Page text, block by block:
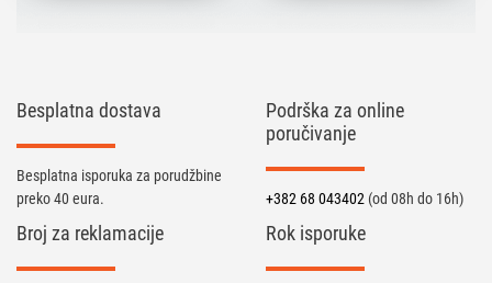
Besplatna dostava
Besplatna isporuka za porudžbine
preko 40 eura.
Podrška za online
poručivanje
+382 68 043402 (od 08h do 16h)
Broj za reklamacije Rok isporuke